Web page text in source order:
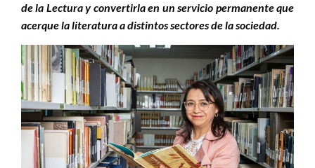
de la Lectura y convertirla en un servicio permanente que
acerque la literatura a distintos sectores de la sociedad.